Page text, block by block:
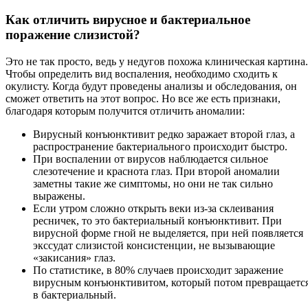
Как отличить вирусное и бактериальное
поражение слизистой?
Это не так просто, ведь у недугов похожа клиническая картина.
Чтобы определить вид воспаления, необходимо сходить к
окулисту. Когда будут проведены анализы и обследования, он
сможет ответить на этот вопрос. Но все же есть признаки,
благодаря которым получится отличить аномалии:
Вирусный конъюнктивит редко заражает второй глаз, а
распространение бактериального происходит быстро.
При воспалении от вирусов наблюдается сильное
слезотечение и краснота глаз. При второй аномалии
заметны такие же симптомы, но они не так сильно
выражены.
Если утром сложно открыть веки из-за склеивания
ресничек, то это бактериальный конъюнктивит. При
вирусной форме гной не выделяется, при ней появляется
экссудат слизистой консистенции, не вызывающие
«закисания» глаз.
По статистике, в 80% случаев происходит заражение
вирусным конъюнктивитом, который потом
в бактериальный.